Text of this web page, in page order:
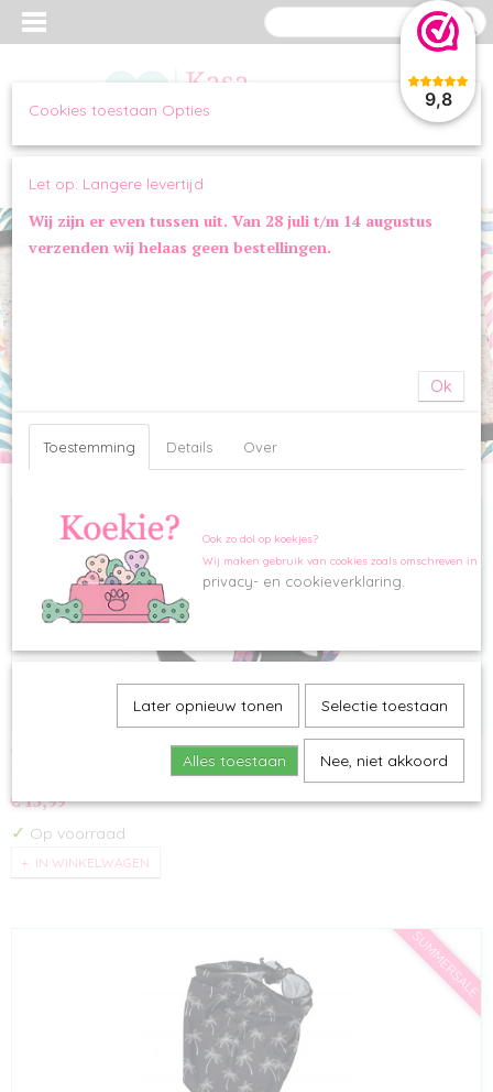
9,8
Inloggen
Tuigje Shell is een kleurrijk en opvallend harnas voor jouw…
€ 15,99
✓ Op voorraad
IN WINKELWAGEN
SUMMERSALE
Cookies toestaan Opties
Let op: Langere levertijd
Wij zijn er even tussen uit. Van 28 juli t/m 14 augustus
verzenden wij helaas geen bestellingen.
Ok
Toestemming Details Over
Ook zo dol op koekjes?
Wij maken gebruik van cookies zoals omschreven in
privacy- en cookieverklaring.
Later opnieuw tonen Selectie toestaan
Alles toestaan Nee, niet akkoord